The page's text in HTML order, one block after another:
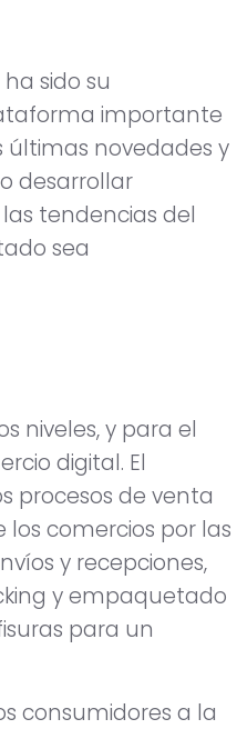
sido su
importante
últimas novedades y
desarrollar
tendencias del
sea
niveles, y para el
digital. El
procesos de venta
comercios por las
y recepciones,
y empaquetado
para un
consumidores a la